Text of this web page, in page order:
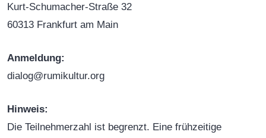
Kurt-Schumacher-Straße 32
60313 Frankfurt am Main
Anmeldung:
dialog@rumikultur.org
Hinweis:
Die Teilnehmerzahl ist begrenzt. Eine frühzeitige